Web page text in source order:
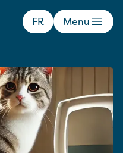
Menu
FR
24h
24 heures
qui peut indiquer
rénal